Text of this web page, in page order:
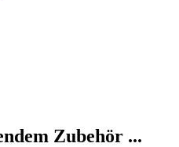
Zubehör ...